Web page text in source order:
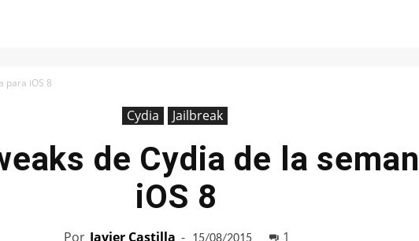
para iOS 8
Cydia Jailbreak
de Cydia de la
iOS 8
Por Javier Castilla - 1